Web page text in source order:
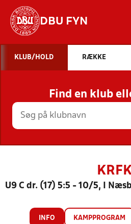
DBU FYN
STILLINGER,
HOLD
KLUB/HOLD RÆKKE
Find en klub
U9 C dr. (17) 5:5 - 10/5, I
INFO KAMPPROGRAM